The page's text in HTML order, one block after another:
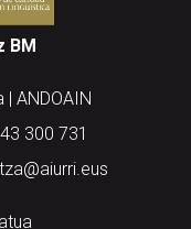
BM
ANDOAIN
300 731